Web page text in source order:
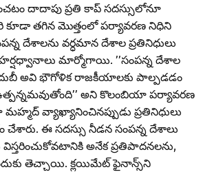
దాదాపు ప్రతి కాప్‌ సదస్సులోనూ
కూడా తగిన మొత్తంలో పర్యావరణ నిధిని
దేశాలను వర్ధమాన దేశాల ప్రతినిధులు
మార్మోగాయి. ’’సంపన్న దేశాల
అవి భౌగోళిక రాజకీయాలకు పాల్పడడం
అని కొలంబియా పర్యావరణ
వ్యాఖ్యానించినప్పుడు ప్రతినిధులు
చేశారు. ఈ సదస్సు నీడన సంపన్న దేశాలు
అనేక ప్రతిపాదనలను,
తెచ్చాయి. క్లయిమేట్‌ ఫైనాన్స్‌ని